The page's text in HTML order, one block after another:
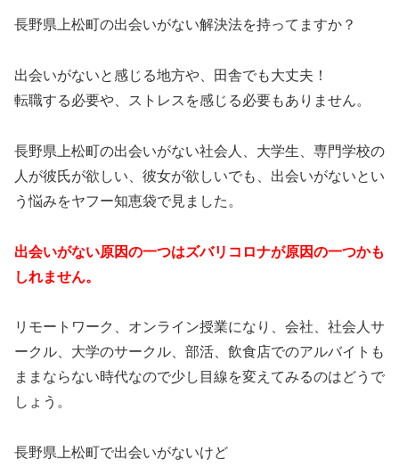
長野県上松町の出会いがない解決法を持ってますか？
出会いがないと感じる地方や、田舎でも大丈夫！
転職する必要や、ストレスを感じる必要もありません。
長野県上松町の出会いがない社会人、大学生、専門学校の
人が彼氏が欲しい、彼女が欲しいでも、出会いがないとい
う悩みをヤフー知恵袋で見ました。
出会いがない原因の一つはズバリコロナが原因の一つかも
しれません。
リモートワーク、オンライン授業になり、会社、社会人サ
ークル、大学のサークル、部活、飲食店でのアルバイトも
ままならない時代なので少し目線を変えてみるのはどうで
しょう。
長野県上松町で出会いがないけど